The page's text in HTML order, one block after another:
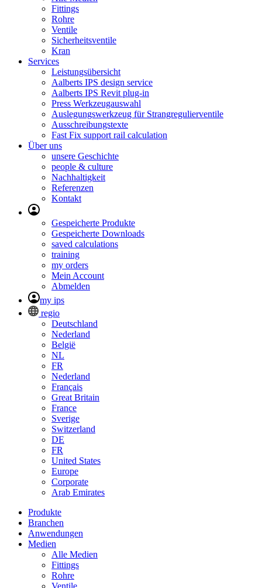
Fittings
Rohre
Ventile
Sicherheitsventile
Kran
Services
Leistungsübersicht
Aalberts IPS design service
Aalberts IPS Revit plug-in
Press Werkzeugauswahl
Auslegungswerkzeug für Strangregulierventile
Ausschreibungstexte
Fast Fix support rail calculation
Über uns
unsere Geschichte
people & culture
Nachhaltigkeit
Referenzen
Kontakt
Gespeicherte Produkte
Gespeicherte Downloads
saved calculations
training
my orders
Mein Account
Abmelden
my ips
regio
Deutschland
Nederland
België
NL
FR
Nederland
Français
Great Britain
France
Sverige
Switzerland
DE
FR
United States
Europe
Corporate
Arab Emirates
Produkte
Branchen
Anwendungen
Medien
Alle Medien
Fittings
Rohre
Ventile